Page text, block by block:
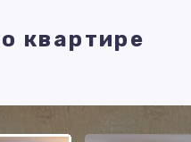
квартире